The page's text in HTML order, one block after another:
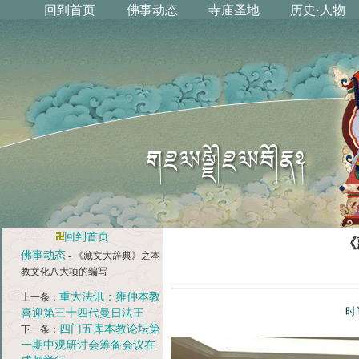
回到首页
佛事动态 - 《藏文大辞典》之本
教文化八大项的编写
上一条： 重大法讯：雍仲本教
喜迎第三十四代曼日法王
下一条： 四门五库本教论坛第
一期中观研讨会筹备会议在
时